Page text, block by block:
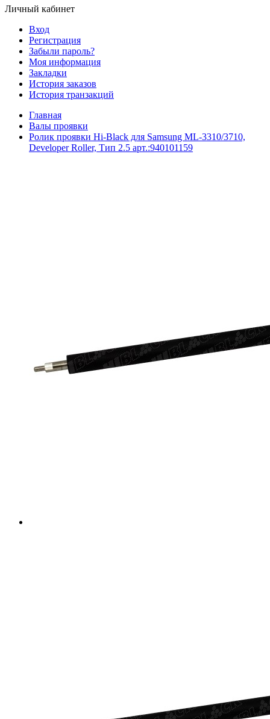
Личный кабинет
Вход
Регистрация
Забыли пароль?
Моя информация
Закладки
История заказов
История транзакций
Главная
Валы проявки
Ролик проявки Hi-Black для Samsung ML-3310/3710,
Developer Roller, Тип 2.5 арт.:940101159